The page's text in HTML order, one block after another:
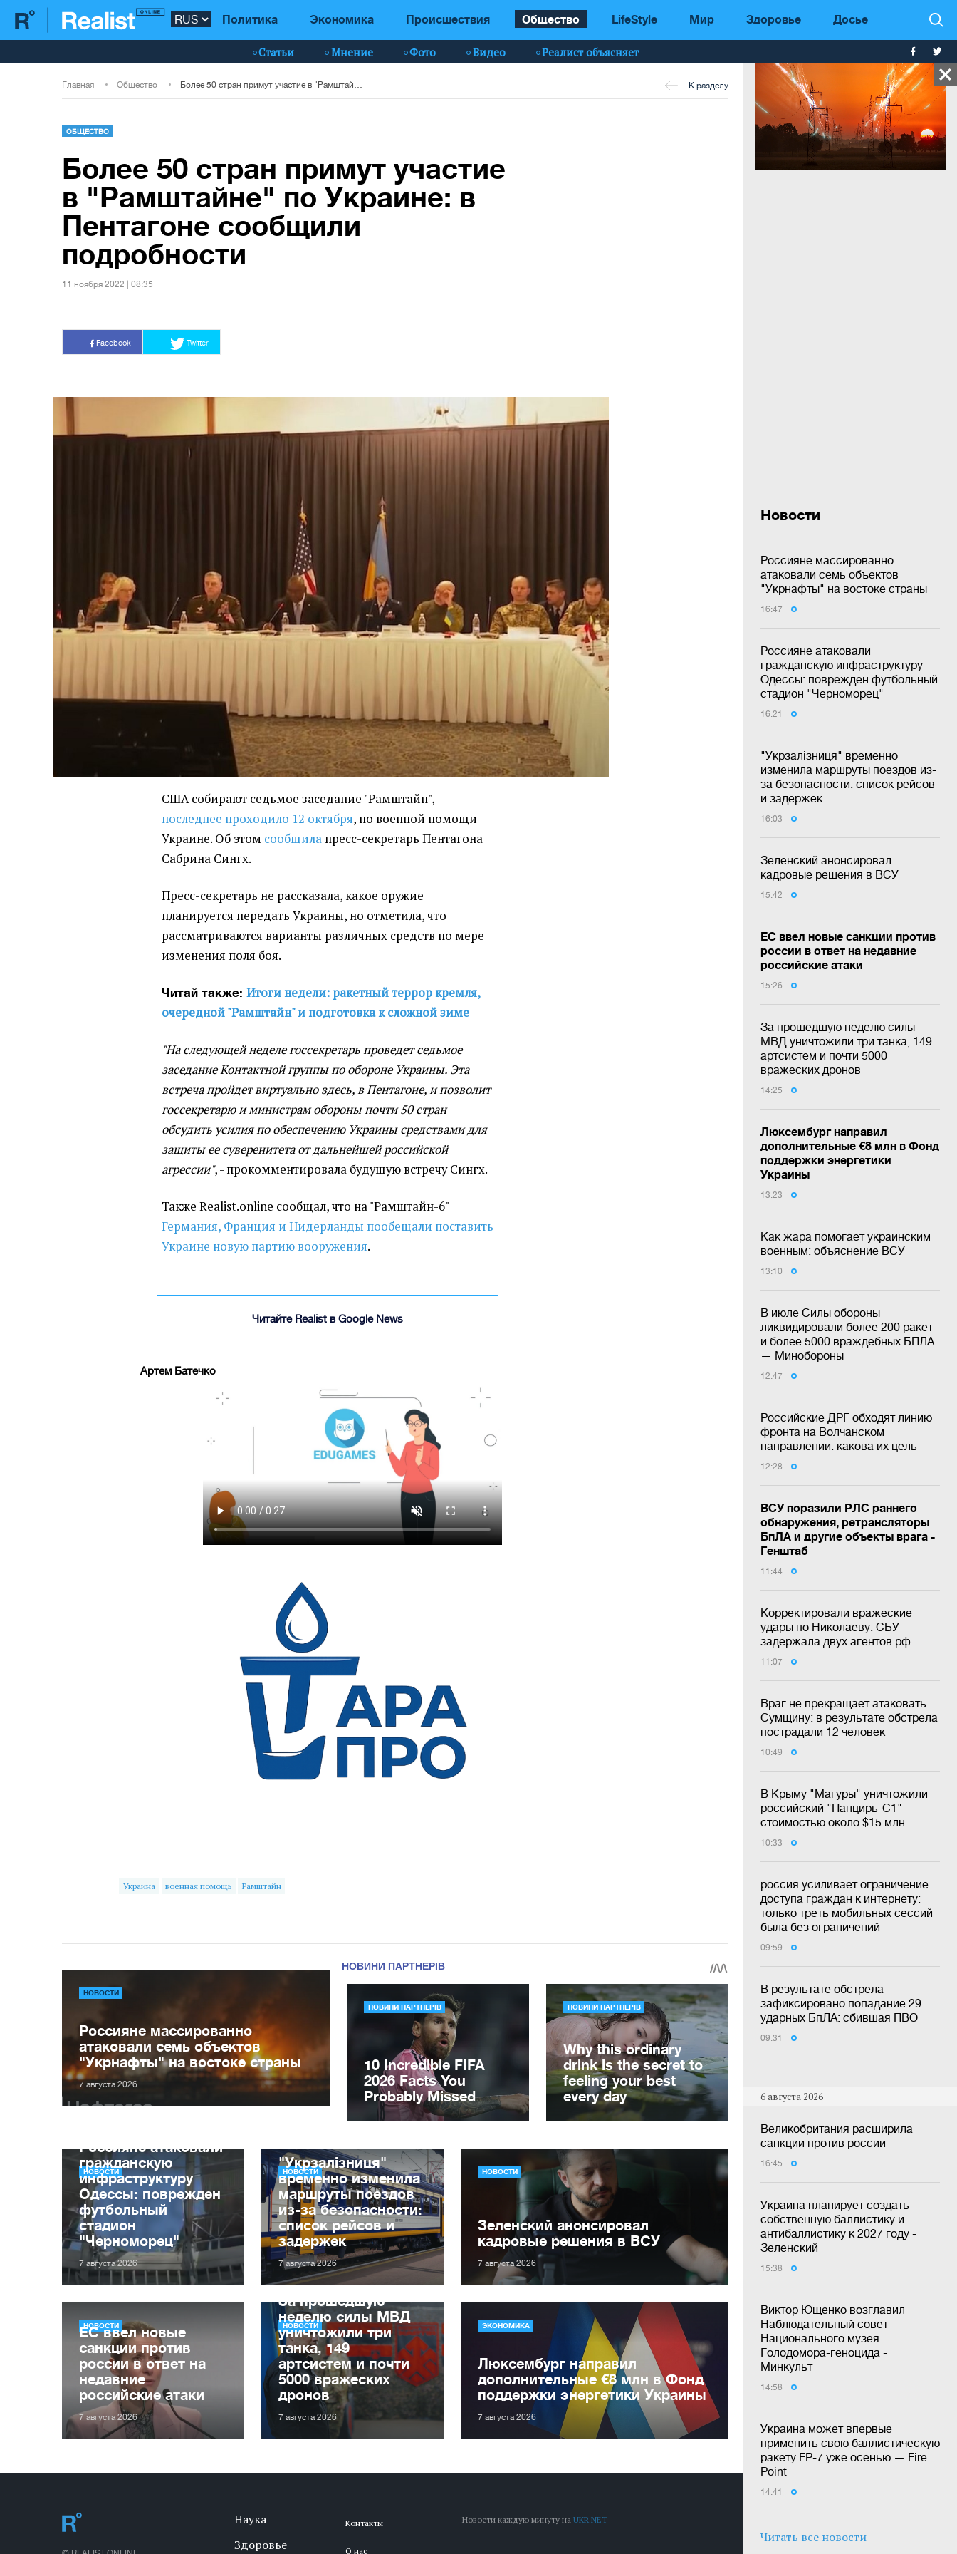
Политика Экономика Происшествия Общество LifeStyle Мир Здоровье Досье
Статьи Мнение Фото Видео Реалист объясняет
Новости
Россияне массированно
атаковали семь объектов
"Укрнафты" на востоке страны
16:47
Россияне атаковали
гражданскую инфраструктуру
Одессы: поврежден футбольный
стадион "Черноморец"
16:21
"Укрзалізниця" временно
изменила маршруты поездов из-
за безопасности: список рейсов
и задержек
16:03
Зеленский анонсировал
кадровые решения в ВСУ
15:42
ЕС ввел новые санкции против
россии в ответ на недавние
российские атаки
15:26
За прошедшую неделю силы
МВД уничтожили три танка, 149
артсистем и почти 5000
вражеских дронов
14:25
Люксембург направил
дополнительные €8 млн в Фонд
поддержки энергетики
Украины
13:23
Как жара помогает украинским
военным: объяснение ВСУ
13:10
В июле Силы обороны
ликвидировали более 200 ракет
и более 5000 враждебных БПЛА
— Минобороны
12:47
Российские ДРГ обходят линию
фронта на Волчанском
направлении: какова их цель
12:28
ВСУ поразили РЛС раннего
обнаружения, ретрансляторы
БпЛА и другие объекты врага -
Генштаб
11:44
Корректировали вражеские
удары по Николаеву: СБУ
задержала двух агентов рф
11:07
Враг не прекращает атаковать
Сумщину: в результате обстрела
пострадали 12 человек
10:49
В Крыму "Магуры" уничтожили
российский "Панцирь-С1"
стоимостью около $15 млн
10:33
россия усиливает ограничение
доступа граждан к интернету:
только треть мобильных сессий
была без ограничений
09:59
В результате обстрела
зафиксировано попадание 29
ударных БпЛА: сбившая ПВО
09:31
6 августа 2026
Великобритания расширила
санкции против россии
16:45
Украина планирует создать
собственную баллистику и
антибаллистику к 2027 году -
Зеленский
15:38
Виктор Ющенко возглавил
Наблюдательный совет
Национального музея
Голодомора-геноцида -
Минкульт
14:58
Украина может впервые
применить свою баллистическую
ракету FP-7 уже осенью — Fire
Point
14:41
Читать все новости
Главная Общество К разделу
ОБЩЕСТВО
Более 50 стран примут участие
в "Рамштайне" по Украине: в
Пентагоне сообщили
подробности
11 ноября 2022 | 08:35
Facebook Twitter
США собирают седьмое заседание "Рамштайн",
последнее проходило 12 октября, по военной помощи
Украине. Об этом сообщила пресс-секретарь Пентагона
Сабрина Сингх.
Пресс-секретарь не рассказала, какое оружие
планируется передать Украины, но отметила, что
рассматриваются варианты различных средств по мере
изменения поля боя.
Читай также:Итоги недели: ракетный террор кремля,
очередной "Рамштайн" и подготовка к сложной зиме
"На следующей неделе госсекретарь проведет седьмое
заседание Контактной группы по обороне Украины. Эта
встреча пройдет виртуально здесь, в Пентагоне, и позволит
госсекретарю и министрам обороны почти 50 стран
обсудить усилия по обеспечению Украины средствами для
защиты ее суверенитета от дальнейшей российской
агрессии", - прокомментировала будущую встречу Сингх.
Также Realist.online сообщал, что на "Рамштайн-6"
Германия, Франция и Нидерланды пообещали поставить
Украине новую партию вооружения.
Читайте Realist в Google News
Артем Батечко
Украина военная помощь Рамштайн
НОВОСТИ
Россияне массированно
атаковали семь объектов
"Укрнафты" на востоке страны
7 августа 2026
НОВОСТИ
Россияне атаковали
гражданскую
инфраструктуру
Одессы: поврежден
футбольный
стадион
"Черноморец"
7 августа 2026
НОВОСТИ
"Укрзалізниця"
временно изменила
маршруты поездов
из-за безопасности:
список рейсов и
задержек
7 августа 2026
НОВОСТИ
Зеленский анонсировал
кадровые решения в ВСУ
7 августа 2026
НОВОСТИ
ЕС ввел новые
санкции против
россии в ответ на
недавние
российские атаки
7 августа 2026
НОВОСТИ
За прошедшую
неделю силы МВД
уничтожили три
танка, 149
артсистем и почти
5000 вражеских
дронов
7 августа 2026
ЭКОНОМИКА
Люксембург направил
дополнительные €8 млн в Фонд
поддержки энергетики Украины
7 августа 2026
Наука
Здоровье
Контакты
О нас
Новости каждую минуту наUKR.NET